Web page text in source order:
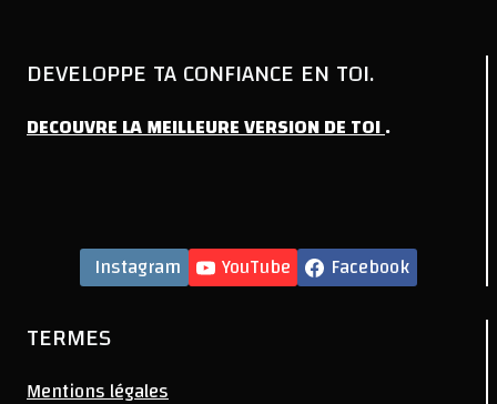
DEVELOPPE TA CONFIANCE EN TOI.
DECOUVRELAMEILLEUREVERSIONDETOI.
Instagram YouTube Facebook
TERMES
Mentions légales